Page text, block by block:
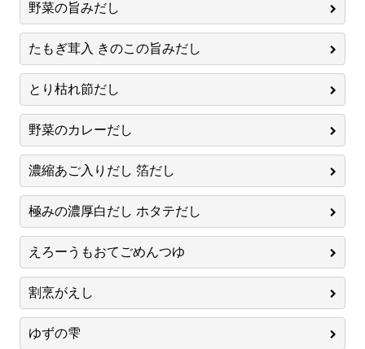
野菜の旨みだし
たもぎ茸入 きのこの旨みだし
とり枯れ節だし
野菜のカレーだし
濃縮あご入りだし 箔だし
極みの濃厚白だし ホタテだし
えろーうもおてごめんつゆ
割烹がえし
ゆずの雫